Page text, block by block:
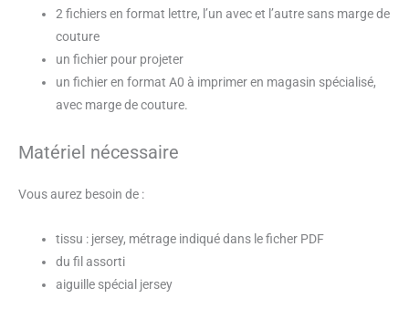
2 fichiers en format lettre, l’un avec et l’autre sans marge de
couture
un fichier pour projeter
un fichier en format A0 à imprimer en magasin spécialisé,
avec marge de couture.
Matériel nécessaire
Vous aurez besoin de :
tissu : jersey, métrage indiqué dans le ficher PDF
du fil assorti
aiguille spécial jersey